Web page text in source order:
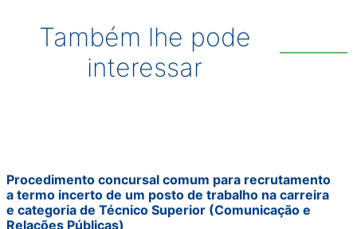
Também lhe pode
interessar
Procedimento concursal comum para recrutamento
a termo incerto de um posto de trabalho na carreira
e categoria de Técnico Superior (Comunicação e
Relações Públicas)